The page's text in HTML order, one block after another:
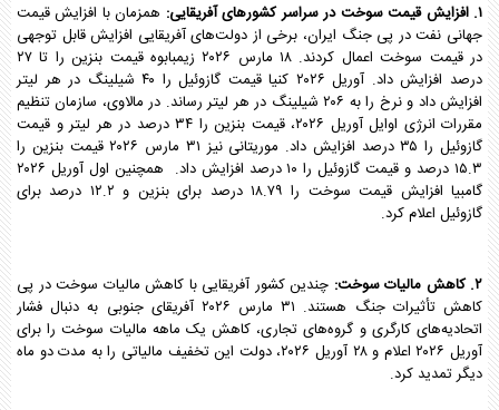
۱. افزایش قیمت سوخت در سراسر کشورهای آفریقایی:
همزمان با افزایش قیمت
جهانی نفت در پی جنگ ایران، برخی از دولت‌های آفریقایی افزایش قابل توجهی
در قیمت سوخت اعمال کردند. ۱۸ مارس ۲۰۲۶ زیمبابوه قیمت بنزین را تا ۲۷
درصد افزایش داد. آوریل ۲۰۲۶ کنیا قیمت گازوئیل را ۴۰ شیلینگ در هر لیتر
افزایش داد و نرخ را به ۲۰۶ شیلینگ در هر لیتر رساند. در مالاوی، سازمان تنظیم
مقررات انرژی اوایل آوریل ۲۰۲۶، قیمت بنزین را ۳۴ درصد در هر لیتر و قیمت
گازوئیل را ۳۵ درصد افزایش داد. موریتانی نیز ۳۱ مارس ۲۰۲۶ قیمت بنزین را
۱۵.۳ درصد و قیمت گازوئیل را ۱۰ درصد افزایش داد. همچنین اول آوریل ۲۰۲۶
گامبیا افزایش قیمت سوخت را ۱۸.۷۹ درصد برای بنزین و ۱۲.۲ درصد برای
گازوئیل اعلام کرد.
۲. کاهش مالیات سوخت:
چندین کشور آفریقایی با کاهش مالیات سوخت در پی
کاهش تأثیرات جنگ هستند. ۳۱ مارس ۲۰۲۶ آفریقای جنوبی به دنبال فشار
اتحادیه‌های کارگری و گروه‌های تجاری، کاهش یک ماهه مالیات سوخت را برای
آوریل ۲۰۲۶ اعلام و ۲۸ آوریل ۲۰۲۶، دولت این تخفیف مالیاتی را به مدت دو ماه
دیگر تمدید کرد.